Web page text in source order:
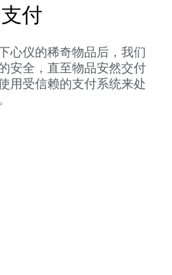
付
心仪的稀奇物品后，我们
安全，直至物品安然交付
用受信赖的支付系统来处